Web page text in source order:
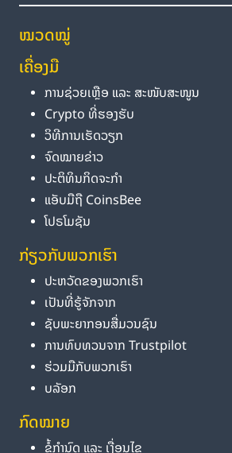
ໝວດໝູ່
ເຄື່ອງມື
ການຊ່ວຍເຫຼືອ ແລະ ສະໜັບສະໜູນ
Crypto ທີ່ຮອງຮັບ
ວິທີການເຮັດວຽກ
ຈົດໝາຍຂ່າວ
ປະຕິທິນກິດຈະກຳ
ແອັບມືຖື CoinsBee
ໂປຣໂມຊັນ
ກ່ຽວກັບພວກເຮົາ
ປະຫວັດຂອງພວກເຮົາ
ເປັນທີ່ຮູ້ຈັກຈາກ
ຊັບພະຍາກອນສື່ມວນຊົນ
ການທົບທວນຈາກ Trustpilot
ຮ່ວມມືກັບພວກເຮົາ
ບລັອກ
ກົດໝາຍ
ຂໍ້ກຳນົດ ແລະ ເງື່ອນໄຂ